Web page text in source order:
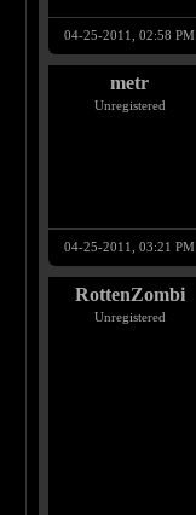
04-25-2011, 02:58 PM
metr
Unregistered
04-25-2011, 03:21 PM
RottenZombi
Unregistered